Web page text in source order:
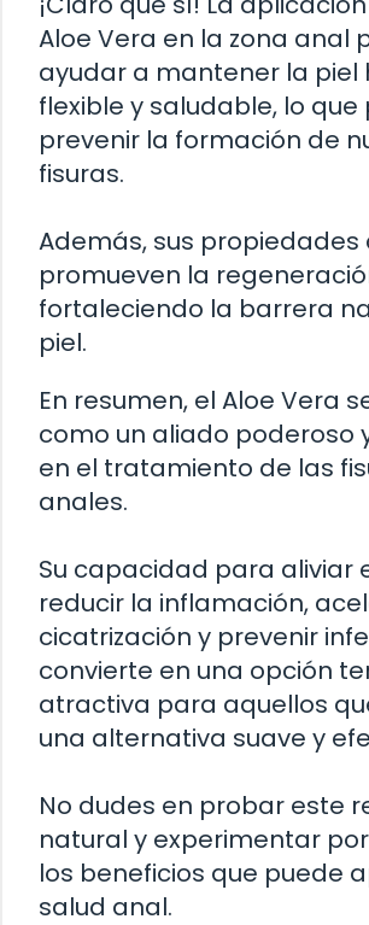
Aloe Vera en la zona anal
ayudar a mantener la piel
flexible y saludable, lo que
prevenir la formación de
fisuras.
Además, sus propiedades
promueven la
fortaleciendo la barrera
piel.
En resumen, el Aloe Vera
como un aliado poderoso
en el tratamiento de las
anales.
Su capacidad para aliviar
reducir la inflamación,
cicatrización y prevenir
convierte en una opción
atractiva para aquellos
una alternativa suave y
No dudes en probar este
natural y experimentar
los beneficios que puede
salud anal.